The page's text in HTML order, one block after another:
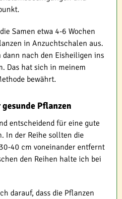
Samen etwa 4-6 Wochen
in Anzuchtschalen aus.
nach den Eisheiligen ins
Das hat sich in meinem
bewährt.
Pflanzen
entscheidend für eine gute
In der Reihe sollten die
40 cm voneinander entfernt
den Reihen halte ich bei
darauf, dass die Pflanzen